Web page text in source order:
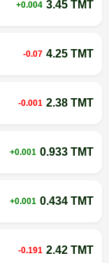
+0.004 3.45 TMT
-0.07 4.25 TMT
-0.001 2.38 TMT
+0.001 0.933 TMT
+0.001 0.434 TMT
-0.191 2.42 TMT